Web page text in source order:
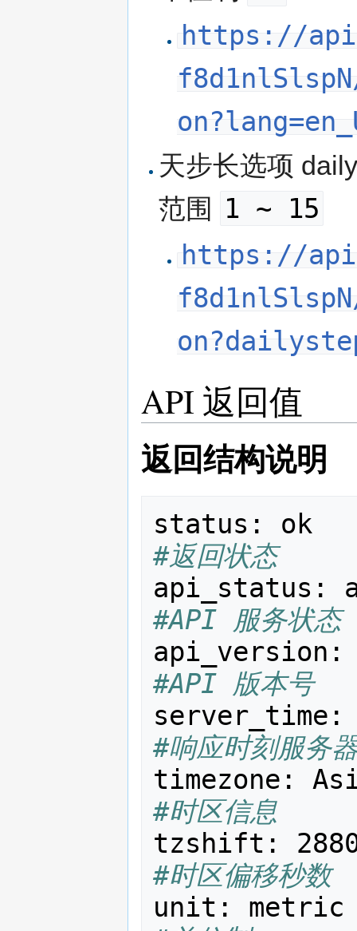
https://
天步长选项
范围
1 ~ 15
https://
API 返回值
返回结构说明
status :
ok
#返回状态
api_status :
#API 服务状态
api_version :
#API 版本号
server_time :
#响应时刻服务
timezone :
#时区信息
tzshift :
#时区偏移秒数
unit :
metric